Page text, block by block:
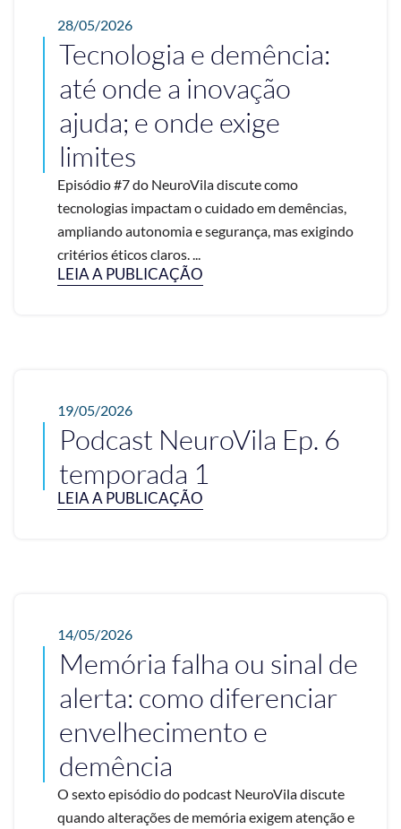
28/05/2026
Tecnologia e demência:
até onde a inovação
ajuda; e onde exige
limites
Episódio #7 do NeuroVila discute como
tecnologias impactam o cuidado em demências,
ampliando autonomia e segurança, mas exigindo
critérios éticos claros. ...
LEIA A PUBLICAÇÃO
19/05/2026
Podcast NeuroVila Ep. 6
temporada 1
LEIA A PUBLICAÇÃO
14/05/2026
Memória falha ou sinal de
alerta: como diferenciar
envelhecimento e
demência
O sexto episódio do podcast NeuroVila discute
quando alterações de memória exigem atenção e